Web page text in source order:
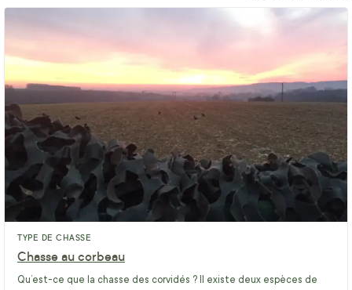
TYPE DE CHASSE
Chasse au corbeau
Qu’est-ce que la chasse des corvidés ? Il existe deux espèces de